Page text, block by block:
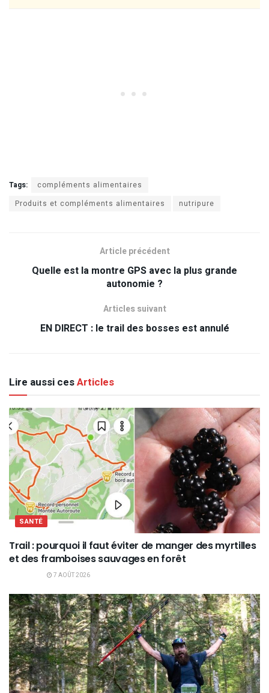
Tags:
compléments alimentaires
Produits et compléments alimentaires
nutripure
Article précédent
Quelle est la montre GPS avec la plus grande
autonomie ?
Articles suivant
EN DIRECT : le trail des bosses est annulé
Lire aussi cesArticles
SANTÉ
Trail : pourquoi il faut éviter de manger des myrtilles
et des framboises sauvages en forêt
7 AOÛT 2026